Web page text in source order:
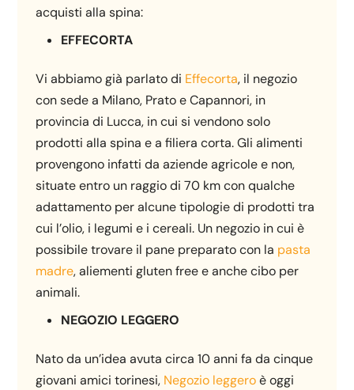
acquisti alla spina:
EFFECORTA
Vi abbiamo già parlato di Effecorta, il negozio
con sede a Milano, Prato e Capannori, in
provincia di Lucca, in cui si vendono solo
prodotti alla spina e a filiera corta. Gli alimenti
provengono infatti da aziende agricole e non,
situate entro un raggio di 70 km con qualche
adattamento per alcune tipologie di prodotti tra
cui l’olio, i legumi e i cereali. Un negozio in cui è
possibile trovare il pane preparato con la pasta
madre, aliementi gluten free e anche cibo per
animali.
NEGOZIO LEGGERO
Nato da un’idea avuta circa 10 anni fa da cinque
giovani amici torinesi, Negozio leggeroè oggi